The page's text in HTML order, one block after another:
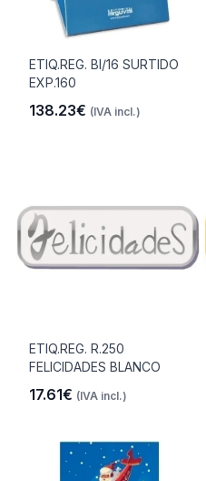
ETIQ.REG. Bl/16 SURTIDO
EXP.160
138.23€ (IVA incl.)
ETIQ.REG. R.250
FELICIDADES BLANCO
17.61€ (IVA incl.)